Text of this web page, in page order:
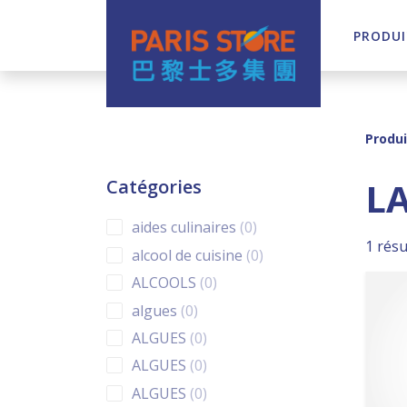
Navigation principale
Catégories
aides culinaires 00 products
alcool de cuisine 00 products
ALCOOLS 00 products
algues 00 products
ALGUES 00 products
ALGUES 00 products
ALGUES 00 products
1